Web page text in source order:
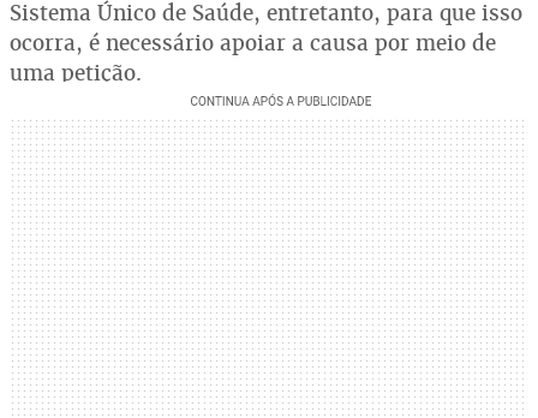
Sistema Único de Saúde, entretanto, para que isso
ocorra, é necessário apoiar a causa por meio de
uma petição.